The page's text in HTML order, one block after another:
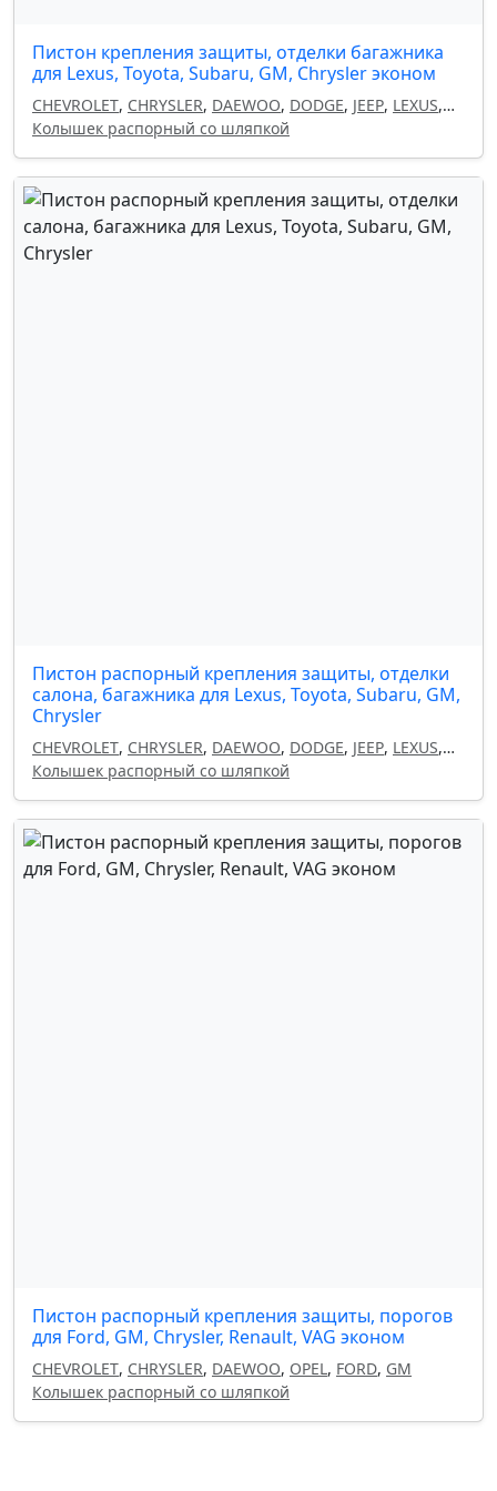
Пистон крепления защиты, отделки багажника
для Lexus, Toyota, Subaru, GM, Chrysler эконом
CHEVROLET, CHRYSLER, DAEWOO, DODGE, JEEP, LEXUS,
OPEL,SUBARU,TOYOTA, GM
Колышек распорный со шляпкой
Пистон распорный крепления защиты, отделки
салона, багажника для Lexus, Toyota, Subaru, GM,
Chrysler
CHEVROLET, CHRYSLER, DAEWOO, DODGE, JEEP, LEXUS,
OPEL,SUBARU,TOYOTA, GM
Колышек распорный со шляпкой
Пистон распорный крепления защиты, порогов
для Ford, GM, Chrysler, Renault, VAG эконом
CHEVROLET, CHRYSLER, DAEWOO, OPEL, FORD, GM
Колышек распорный со шляпкой